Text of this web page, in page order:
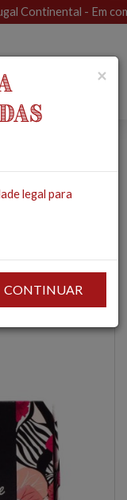
Continental - Em
/
×
legal para
CONTINUAR